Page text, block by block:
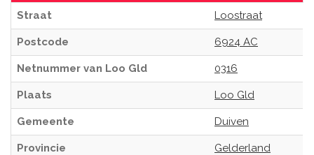
Straat Loostraat
Postcode 6924 AC
Netnummer van Loo Gld 0316
Plaats Loo Gld
Gemeente Duiven
Provincie Gelderland